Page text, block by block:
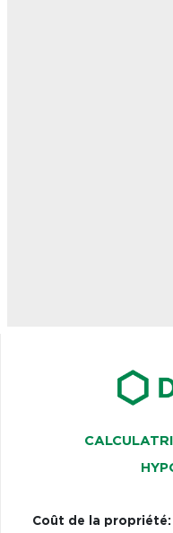
Coût de la propriété: